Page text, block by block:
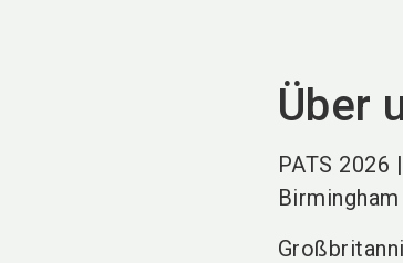
Über
PATS